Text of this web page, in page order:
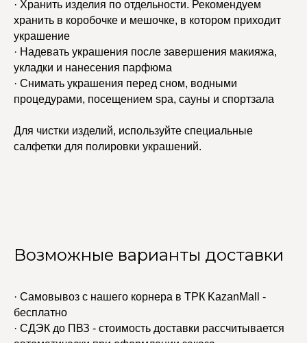
· Хранить изделия по отдельности. Рекомендуем
хранить в коробочке и мешочке, в котором приходит
украшение
· Надевать украшения после завершения макияжа,
укладки и нанесения парфюма
· Снимать украшения перед сном, водными
процедурами, посещением spa, сауны и спортзала
Для чистки изделий, используйте специальные
салфетки для полировки украшений.
Возможные варианты доставки
· Самовывоз с нашего корнера в ТРК KazanMall -
бесплатно
· СДЭК до ПВЗ - стоимость доставки рассчитывается